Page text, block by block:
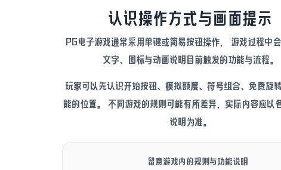
认识操作方式与画面提示
PG电子游戏通常采用单键或简易按钮操作， 游戏过程中
文字、图标与动画说明目前触发的功能与流程。
玩家可以先认识开始按钮、模拟额度、符号组合、免费旋
能的位置。 不同游戏的规则可能有所差异，实际内容应以
说明为准。
留意游戏内的规则与功能说明